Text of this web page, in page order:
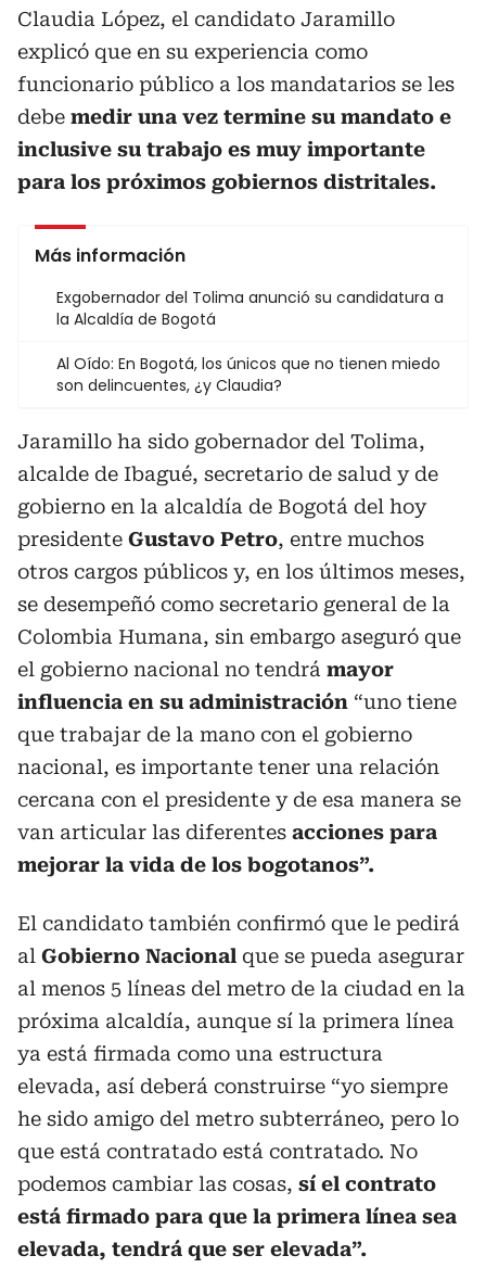
Claudia López, el candidato Jaramillo
explicó que en su experiencia como
funcionario público a los mandatarios se les
debe medir una vez termine su mandato e
inclusive su trabajo es muy importante
para los próximos gobiernos distritales.
Más información
Exgobernador del Tolima anunció su candidatura a
la Alcaldía de Bogotá
Al Oído: En Bogotá, los únicos que no tienen miedo
son delincuentes, ¿y Claudia?
Jaramillo ha sido gobernador del Tolima,
alcalde de Ibagué, secretario de salud y de
gobierno en la alcaldía de Bogotá del hoy
presidente Gustavo Petro, entre muchos
otros cargos públicos y, en los últimos meses,
se desempeñó como secretario general de la
Colombia Humana, sin embargo aseguró que
el gobierno nacional no tendrá mayor
influencia en su administración “uno tiene
que trabajar de la mano con el gobierno
nacional, es importante tener una relación
cercana con el presidente y de esa manera se
van articular las diferentes acciones para
mejorar la vida de los bogotanos”.
El candidato también confirmó que le pedirá
al Gobierno Nacional que se pueda asegurar
al menos 5 líneas del metro de la ciudad en la
próxima alcaldía, aunque sí la primera línea
ya está firmada como una estructura
elevada, así deberá construirse “yo siempre
he sido amigo del metro subterráneo, pero lo
que está contratado está contratado. No
podemos cambiar las cosas, sí el contrato
está firmado para que la primera línea sea
elevada, tendrá que ser elevada”.